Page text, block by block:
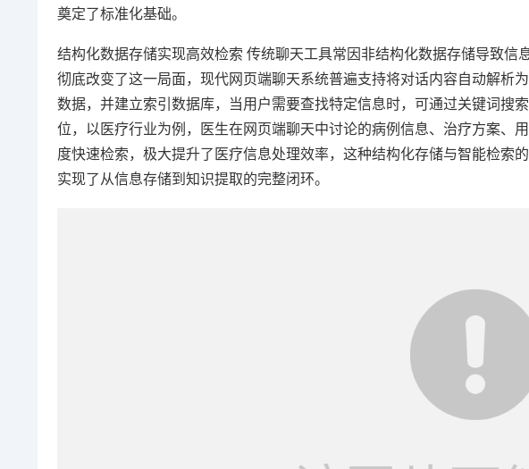
奠定了标准化基础。
结构化数据存储实现高效检索 传统聊天工具常因非结构化数据存储导致信
彻底改变了这一局面，现代网页端聊天系统普遍支持将对话内容自动解析
数据，并建立索引数据库，当用户需要查找特定信息时，可通过关键词搜
位，以医疗行业为例，医生在网页端聊天中讨论的病例信息、治疗方案、
度快速检索，极大提升了医疗信息处理效率，这种结构化存储与智能检索
实现了从信息存储到知识提取的完整闭环。